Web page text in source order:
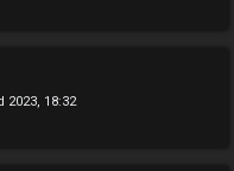
2023, 18:32